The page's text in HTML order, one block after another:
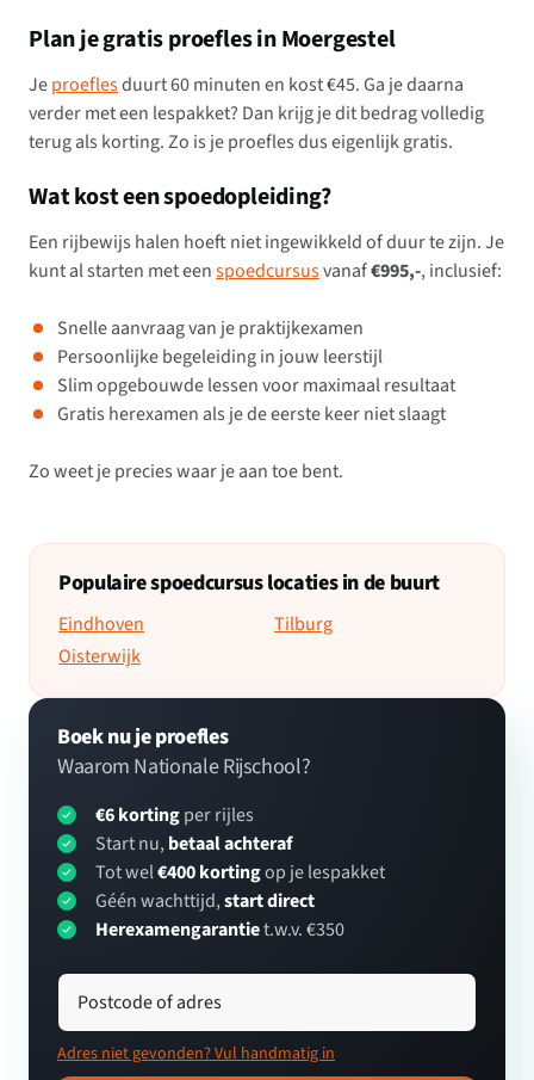
Plan je gratis proefles in Moergestel
Jeproeflesduurt 60 minuten en kost €45. Ga je daarna
verder met een lespakket? Dan krijg je dit bedrag volledig
terug als korting. Zo is je proefles dus eigenlijk gratis.
Wat kost een spoedopleiding?
Een rijbewijs halen hoeft niet ingewikkeld of duur te zijn. Je
kunt al starten met eenspoedcursusvanaf€995,-, inclusief:
Snelle aanvraag van je praktijkexamen
Persoonlijke begeleiding in jouw leerstijl
Slim opgebouwde lessen voor maximaal resultaat
Gratis herexamen als je de eerste keer niet slaagt
Zo weet je precies waar je aan toe bent.
Populaire spoedcursus locaties in de buurt
Eindhoven
Oisterwijk
Tilburg
Boek nu je proefles
Waarom Nationale Rijschool?
€6 kortingper rijles
Start nu, betaal achteraf
Tot wel€400 kortingop je lespakket
Géén wachttijd,start direct
Herexamengarantiet.w.v. €350
Postcode of adres
Adres niet gevonden? Vul handmatig in